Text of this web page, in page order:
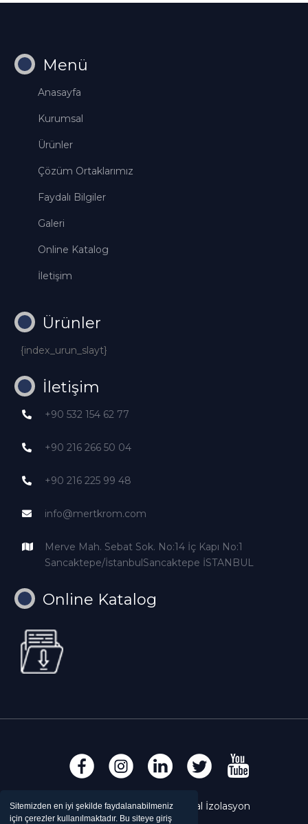
Sitemizden en iyi şekilde faydalanabilmeniz
için çerezler kullanılmaktadır. Bu siteye giriş
Menü
Anasayfa
Kurumsal
Ürünler
Çözüm Ortaklarımız
Faydalı Bilgiler
Galeri
Online Katalog
İletişim
Ürünler
{index_urun_slayt}
İletişim
+90 532 154 62 77
+90 216 266 50 04
+90 216 225 99 48
info@mertkrom.com
Merve Mah. Sebat Sok. No:14 İç Kapı No:1
Sancaktepe/İstanbulSancaktepe İSTANBUL
Online Katalog
Copyright © Mert Krom Metal İzolasyon